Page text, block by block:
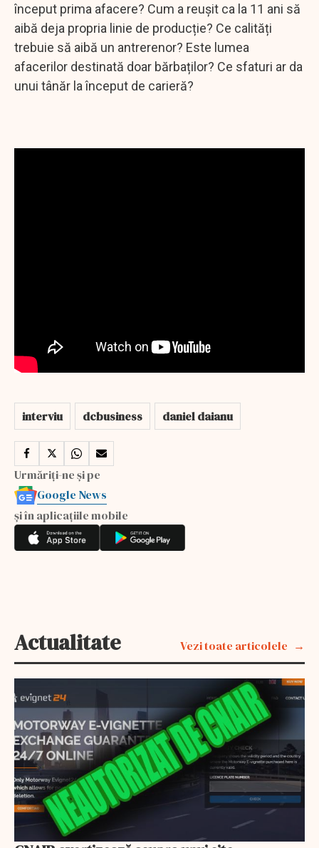
început prima afacere? Cum a reușit ca la 11 ani să
aibă deja propria linie de producție? Ce calități
trebuie să aibă un antrerenor? Este lumea
afacerilor destinată doar bărbaților? Ce sfaturi ar da
unui tânăr la început de carieră?
interviu dcbusiness daniel daianu
Urmăriți-ne și pe
Google News
și în aplicațiile mobile
Actualitate Vezi toate articolele